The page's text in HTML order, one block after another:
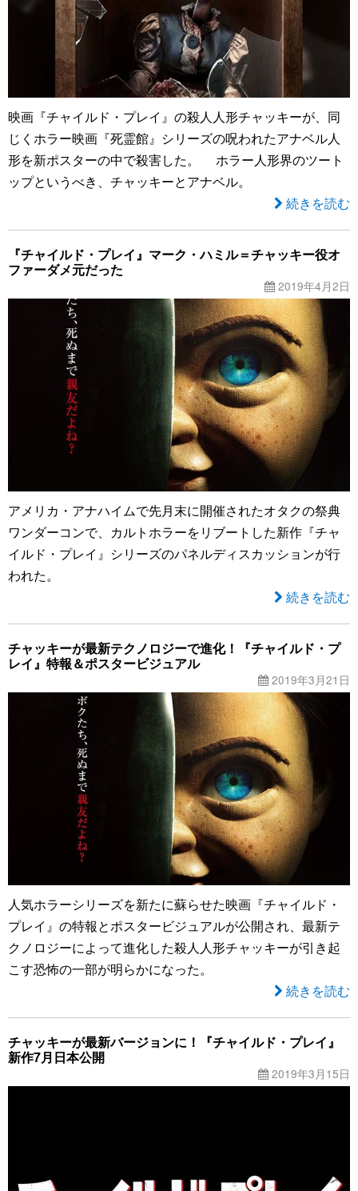
映画『チャイルド・プレイ』の殺人人形チャッキーが、同
じくホラー映画『死霊館』シリーズの呪われたアナベル人
形を新ポスターの中で殺害した。 ホラー人形界のツート
ップというべき、チャッキーとアナベル。
続きを読む
『チャイルド・プレイ』マーク・ハミル＝チャッキー役オ
ファーダメ元だった
2019年4月2日
アメリカ・アナハイムで先月末に開催されたオタクの祭典
ワンダーコンで、カルトホラーをリブートした新作『チャ
イルド・プレイ』シリーズのパネルディスカッションが行
われた。
続きを読む
チャッキーが最新テクノロジーで進化！『チャイルド・プ
レイ』特報＆ポスタービジュアル
2019年3月21日
人気ホラーシリーズを新たに蘇らせた映画『チャイルド・
プレイ』の特報とポスタービジュアルが公開され、最新テ
クノロジーによって進化した殺人人形チャッキーが引き起
こす恐怖の一部が明らかになった。
続きを読む
チャッキーが最新バージョンに！『チャイルド・プレイ』
新作7月日本公開
2019年3月15日